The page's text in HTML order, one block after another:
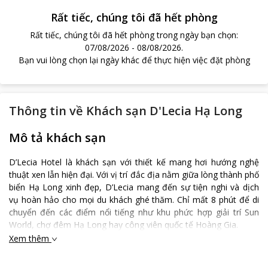
Rất tiếc, chúng tôi đã hết phòng
Rất tiếc, chúng tôi đã hết phòng trong ngày bạn chọn:
07/08/2026 - 08/08/2026.
Bạn vui lòng chọn lại ngày khác để thực hiện việc đặt phòng
Thông tin về Khách sạn D'Lecia Hạ Long
Mô tả khách sạn
D’Lecia Hotel là khách sạn với thiết kế mang hơi hướng nghệ
thuật xen lẫn hiện đại. Với vị trí đắc địa nằm giữa lòng thành phố
biển Hạ Long xinh đẹp, D’Lecia mang đến sự tiện nghi và dịch
vụ hoàn hảo cho mọi du khách ghé thăm. Chỉ mất 8 phút để di
chuyển đến các điểm nổi tiếng như khu phức hợp giải trí Sun
World, chợ đêm Hạ Long hay công viên quốc tế Hoàng Gia.
Các dịch vụ tiện nghi, đa dạng cùng cơ sở vật chất hiện đại như
Xem thêm